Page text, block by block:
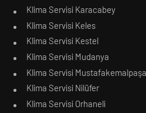
Klima Servisi Karacabey
Klima Servisi Keles
Klima Servisi Kestel
Klima Servisi Mudanya
Klima Servisi Mustafakemalpaşa
Klima Servisi Nilüfer
Klima Servisi Orhaneli